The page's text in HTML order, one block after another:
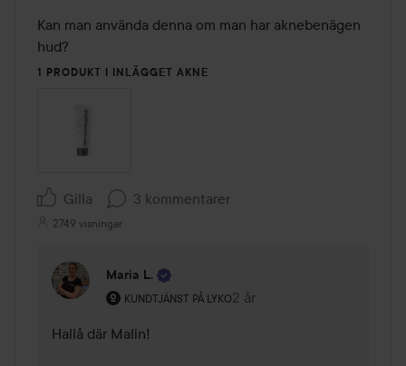
Kan man använda denna om man har aknebenägen
hud?
1 PRODUKT I INLÄGGET AKNE
Gilla 3 kommentarer
2749 visningar
Maria L.
KUNDTJÄNST PÅ LYKO
Användarens roll: Kundtjänst på Lyko.
2 år
Kommentaren lades 2 år
Hallå där Malin!